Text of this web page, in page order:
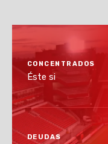
CONCENTRADOS
Éste si
DEUDAS